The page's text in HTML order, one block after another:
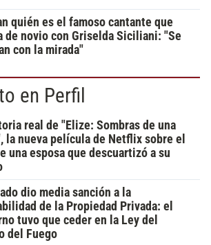
quién es el famoso cantante que
de novio con Griselda Siciliani: "Se
con la mirada"
en Perfil
real de "Elize: Sombras de una
la nueva película de Netflix sobre el
una esposa que descuartizó a su
dio media sanción a la
de la Propiedad Privada: el
tuvo que ceder en la Ley del
del Fuego